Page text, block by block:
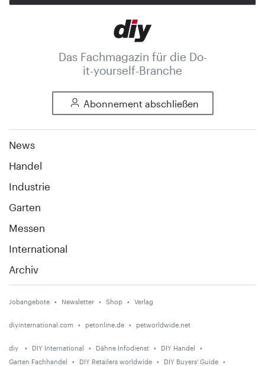
Das Fachmagazin für die Do-
it-yourself-Branche
Abonnement abschließen
News
Handel
Industrie
Garten
Messen
International
Archiv
Jobangebote Newsletter Shop Verlag
diyinternational.com petonline.de petworldwide.net
diy DIY International Dähne Infodienst
DIY Handel
Garten Fachhandel
DIY Retailers worldwide DIY Buyers' Guide